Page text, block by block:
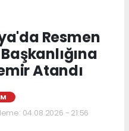
Resmen
Atandı
04.08.2026 - 21:56